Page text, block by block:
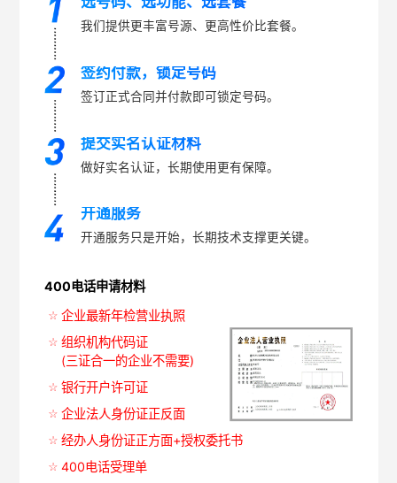
我们提供更丰富号源、更高性价比套餐。
签约付款，锁定号码
签订正式合同并付款即可锁定号码。
提交实名认证材料
做好实名认证，长期使用更有保障。
开通服务
开通服务只是开始，长期技术支撑更关键。
400电话申请材料
企业最新年检营业执照
组织机构代码证
(三证合一的企业不需要)
银行开户许可证
企业法人身份证正反面
经办人身份证正方面+授权委托书
400电话受理单